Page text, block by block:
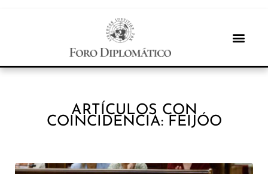
ARTÍCULOS CON
COINCIDENCIA: FEIJÓO